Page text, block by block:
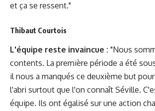
et ça se ressent."
Thibaut Courtois
L'équipe reste invaincue : "Nous
contents. La première période a été
il nous a manqués ce deuxième but
l'abri surtout que l'on connaît Séville.
équipe. Ils ont égalisé sur une action